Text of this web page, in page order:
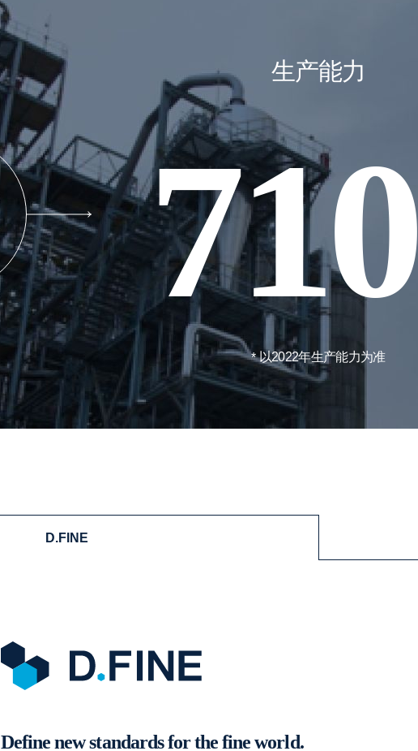
生产能力
710
以2022年生产能力为准
D.FINE
Define new standards for the fine world.